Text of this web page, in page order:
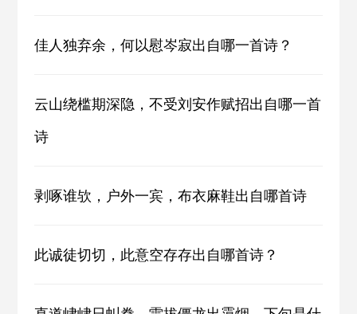
佳人独弃余，何以慰岑寂出自哪一首诗？
云山绕槛期深隐，不受刘安作赋招出自哪一首
诗
剥啄谁欤，户外一宾，布衣麻鞋出自哪首诗
此诚徒切切，此意空存存出自哪首诗？